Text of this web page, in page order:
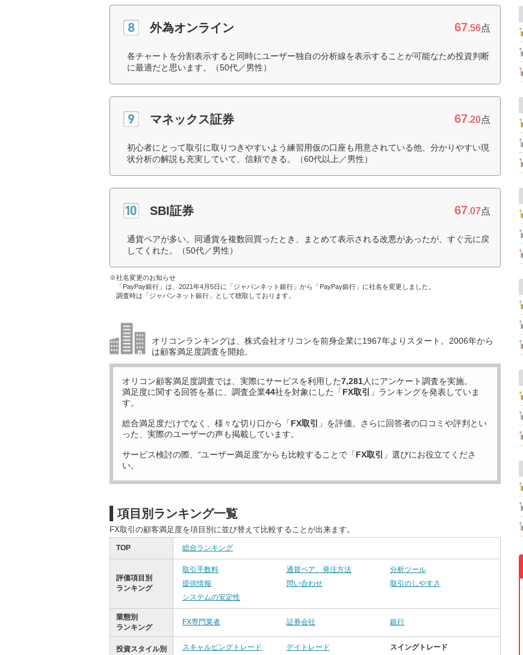
外為オンライン 67.56点
各チャートを分割表示すると同時にユーザー独自の分析線を表示することが可能なため投資判断
に最適だと思います。（50代／男性）
マネックス証券 67.20点
初心者にとって取引に取りつきやすいよう練習用仮の口座も用意されている他、分かりやすい現
状分析の解説も充実していて、信頼できる。（60代以上／男性）
SBI証券 67.07点
通貨ペアが多い。同通貨を複数回買ったとき、まとめて表示される改悪があったが、すぐ元に戻
してくれた。（50代／男性）
※社名変更のお知らせ
「PayPay銀行」は、2021年4月5日に「ジャパンネット銀行」から「PayPay銀行」に社名を変更しました。
調査時は「ジャパンネット銀行」として聴取しております。
オリコンランキングは、株式会社オリコンを前身企業に1967年よりスタート。2006年から
は顧客満足度調査を開始。
オリコン顧客満足度調査では、実際にサービスを利用した7,281人にアンケート調査を実施。
満足度に関する回答を基に、調査企業44社を対象にした「FX取引
」ランキングを発表していま
す。
総合満足度だけでなく、様々な切り口から「FX取引
」を評価。さらに回答者の口コミや評判とい
った、実際のユーザーの声も掲載しています。
サービス検討の際、“ユーザー満足度”からも比較することで「FX取引
」選びにお役立てくださ
い。
項目別ランキング一覧
FX取引の顧客満足度を項目別に並び替えて比較することが出来ます。
TOP 総合ランキング
評価項目別
ランキング
取引手数料 通貨ペア、発注方法
分析ツール
提供情報
問い合わせ
取引のしやすさ
システムの安定性
業態別
ランキング
FX専門業者 証券会社 銀行
投資スタイル別
スキャルピングトレード デイトレード
スイングトレード